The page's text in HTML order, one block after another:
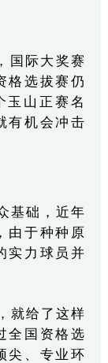
国际大奖赛
格选拔赛仍
玉山正赛名
有机会冲击
基础，近年
由于种种原
实力球员并
就给了这样
全国资格选
尖、专业环